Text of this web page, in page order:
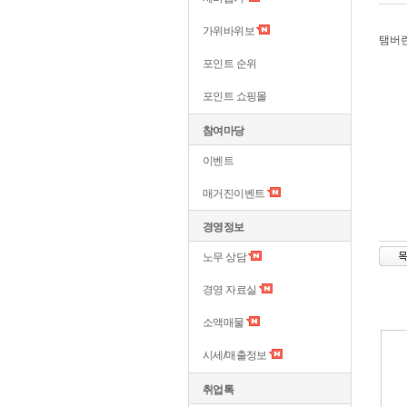
가위바위보
포인트 순위
포인트 쇼핑몰
참여마당
이벤트
매거진이벤트
경영정보
노무 상담
경영 자료실
소액매물
시세/매출정보
취업톡
탬버